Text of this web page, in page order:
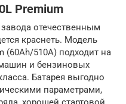
Premium
отечественным
краснеть. Модель
(60Ah/510A) подходит на
и бензиновых
Батарея выгодно
параметрами,